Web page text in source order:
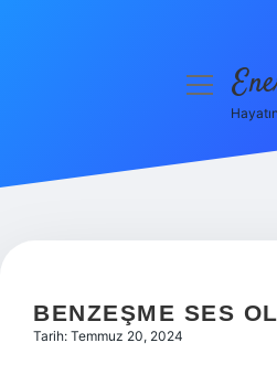
Hakkımızda
menüyü
BENZEŞME SES
Tarih: Temmuz 20, 2024